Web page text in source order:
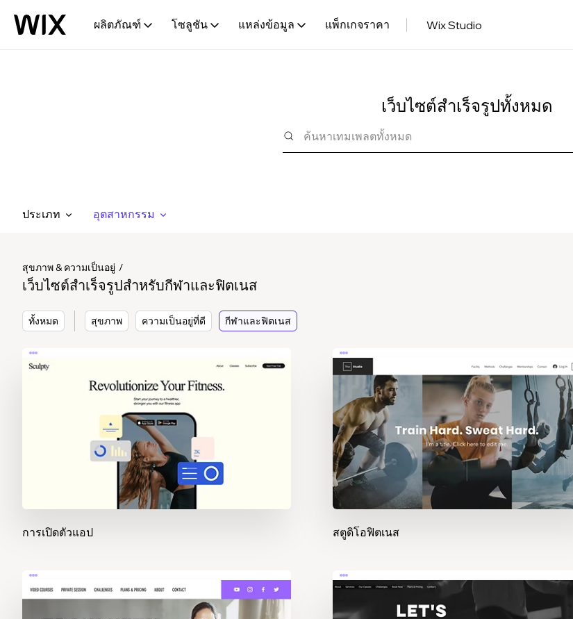
ผลิตภัณฑ์ โซลูชัน แหล่งข้อมูล แพ็กเกจราคา Wix Studio
เว็บไซต์สำเร็จรูปทั้งหมด
ประเภท อุตสาหกรรม
สุขภาพ & ความเป็นอยู่
เว็บไซต์สำเร็จรูปสำหรับกีฬาและฟิตเนส
ทั้งหมด สุขภาพ ความเป็นอยู่ที่ดี กีฬาและฟิตเนส
การเปิดตัวแอป สตูดิโอฟิตเนส